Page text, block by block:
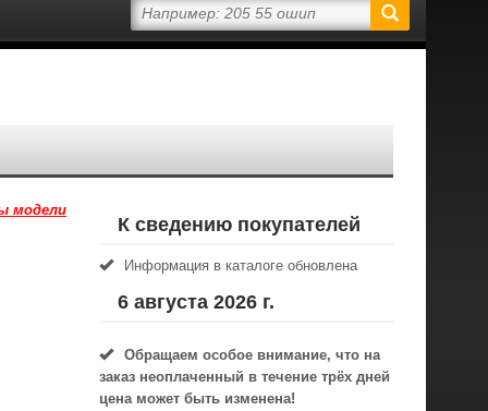
модели
К сведению покупателей
Информация в каталоге обновлена
6 августа 2026 г.
Обращаем особое внимание, что на
заказ неоплаченный в течениe трёх дней
цена может быть изменена!